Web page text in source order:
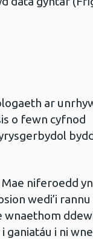
ar
o fewn cyfnod
niferoedd yn
wedi’i rannu
wnaethom
ganiatáu i ni